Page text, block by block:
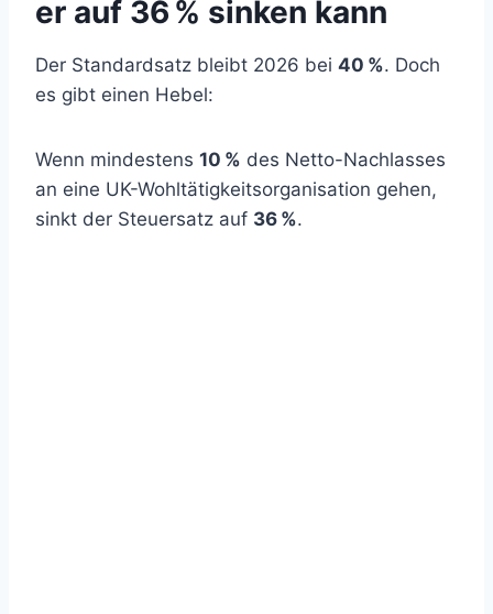
er auf 36 % sinken kann
Der Standardsatz bleibt 2026 bei 40 %. Doch
es gibt einen Hebel:
Wenn mindestens 10 % des Netto-Nachlasses
an eine UK-Wohltätigkeitsorganisation gehen,
sinkt der Steuersatz auf 36 %.